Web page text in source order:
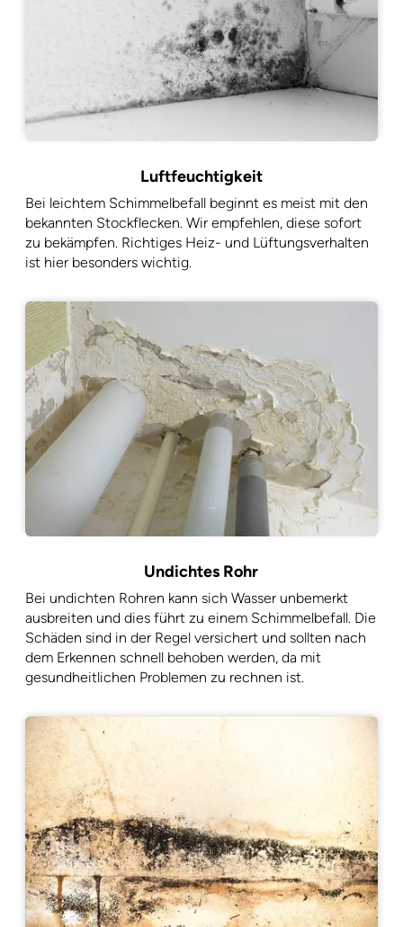
Luftfeuchtigkeit
Bei leichtem Schimmelbefall beginnt es meist mit den
bekannten Stockflecken. Wir empfehlen, diese sofort
zu bekämpfen. Richtiges Heiz- und Lüftungsverhalten
ist hier besonders wichtig.
Undichtes Rohr
Bei undichten Rohren kann sich Wasser unbemerkt
ausbreiten und dies führt zu einem Schimmelbefall. Die
Schäden sind in der Regel versichert und sollten nach
dem Erkennen schnell behoben werden, da mit
gesundheitlichen Problemen zu rechnen ist.